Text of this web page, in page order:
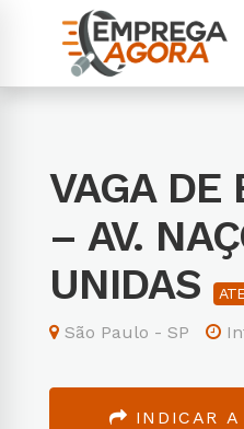
VAGA DE
– AV.
UNIDAS
São Paulo - SP
INDICAR